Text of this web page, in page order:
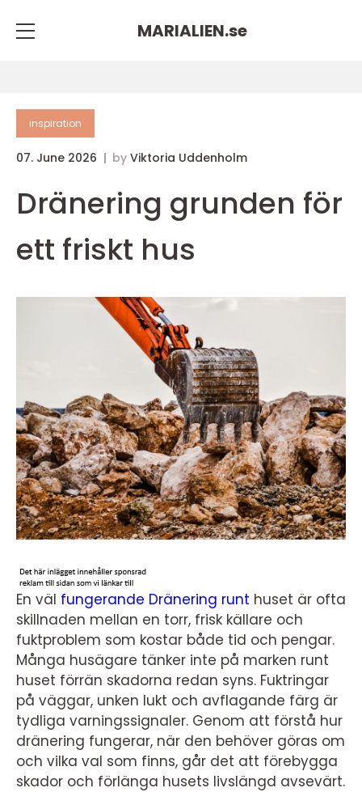
MARIALIEN.se
inspiration
07. June 2026 by Viktoria Uddenholm
Dränering grunden för
ett friskt hus
En väl fungerande Dränering runt huset är ofta
skillnaden mellan en torr, frisk källare och
fuktproblem som kostar både tid och pengar.
Många husägare tänker inte på marken runt
huset förrän skadorna redan syns. Fuktringar
på väggar, unken lukt och avflagande färg är
tydliga varningssignaler. Genom att förstå hur
dränering fungerar, när den behöver göras om
och vilka val som finns, går det att förebygga
skador och förlänga husets livslängd avsevärt.